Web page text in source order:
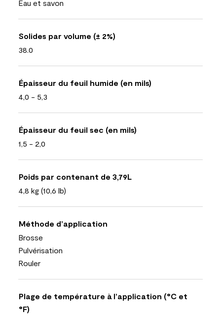
Eau et savon
Solides par volume (± 2%)
38.0
Épaisseur du feuil humide (en mils)
4,0 - 5,3
Épaisseur du feuil sec (en mils)
1,5 - 2,0
Poids par contenant de 3,79L
4,8 kg (10,6 lb)
Méthode d’application
Brosse
Pulvérisation
Rouler
Plage de température à l’application (°C et
°F)